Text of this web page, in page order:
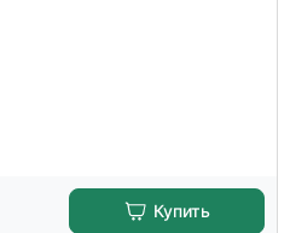
Купить